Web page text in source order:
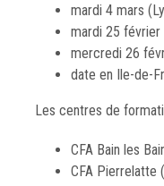
mardi 4 mars
mardi 25 février
mercredi 26
date en Ile-de-
Les centres de
CFA Bain les
CFA Pierrelatte